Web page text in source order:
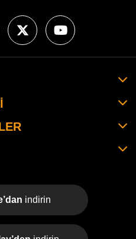
indirin